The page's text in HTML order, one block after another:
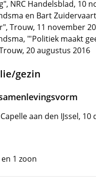
NRC Handelsblad, 10
en Bart
Trouw, 11 november
"'Politiek maakt
20 augustus 2016
gezin
aan den IJssel, 10
1 zoon